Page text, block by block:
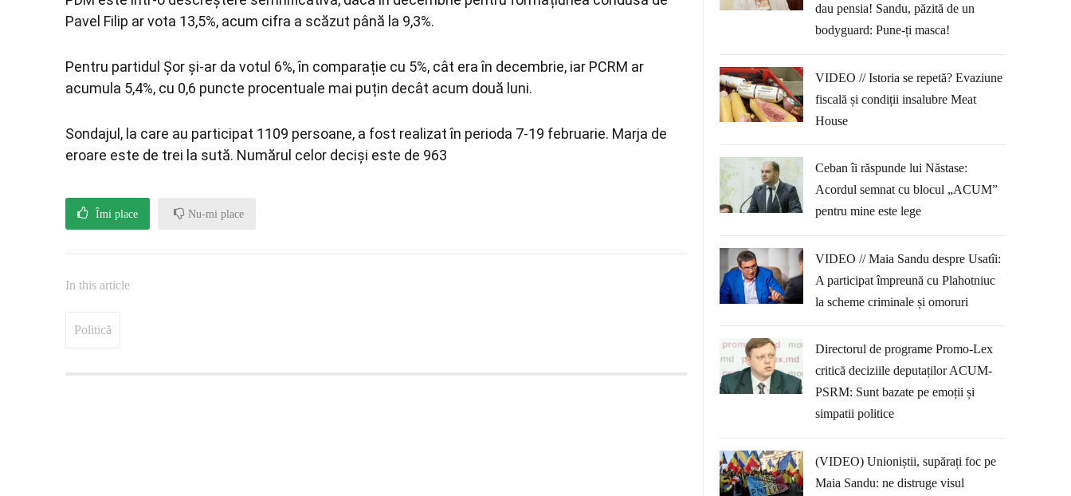
Pavel Filip ar vota 13,5%, acum cifra a scăzut până la 9,3%.
Pentru partidul Șor și-ar da votul 6%, în comparație cu 5%, cât era în decembrie, iar PCRM ar
acumula 5,4%, cu 0,6 puncte procentuale mai puțin decât acum două luni.
Sondajul, la care au participat 1109 persoane, a fost realizat în perioda 7-19 februarie. Marja de
eroare este de trei la sută. Numărul celor deciși este de 963
Îmi place Nu-mi place
In this article
Politică
dau pensia! Sandu, păzită de un
bodyguard: Pune-ți masca!
VIDEO // Istoria se repetă? Evaziune
fiscală și condiții insalubre Meat
House
Ceban îi răspunde lui Năstase:
Acordul semnat cu blocul „ACUM”
pentru mine este lege
VIDEO // Maia Sandu despre Usatîi:
A participat împreună cu Plahotniuc
la scheme criminale și omoruri
Directorul de programe Promo-Lex
critică deciziile deputaților ACUM-
PSRM: Sunt bazate pe emoții și
simpatii politice
(VIDEO) Unioniștii, supărați foc pe
Maia Sandu: ne distruge visul